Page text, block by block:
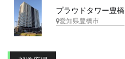
プラウドタワー豊橋
愛知県豊橋市